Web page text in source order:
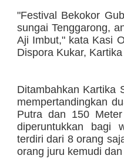
"Festival Bekokor
sungai Tenggarong,
Aji Imbut," kata Kasi
Dispora Kukar,
Ditambahkan Kartika
mempertandingkan
Putra dan 150
diperuntukkan bagi
terdiri dari 8 orang
orang juru kemudi